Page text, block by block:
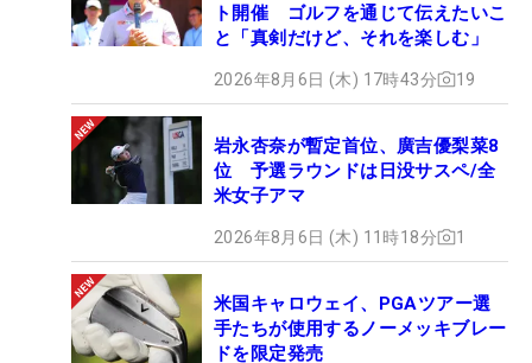
ト開催 ゴルフを通じて伝えたいこ
と「真剣だけど、それを楽しむ」
2026年8月6日 (木) 17時43分 19
岩永杏奈が暫定首位、廣吉優梨菜8
位 予選ラウンドは日没サスペ/全
米女子アマ
2026年8月6日 (木) 11時18分 1
米国キャロウェイ、PGAツアー選
手たちが使用するノーメッキブレー
ドを限定発売